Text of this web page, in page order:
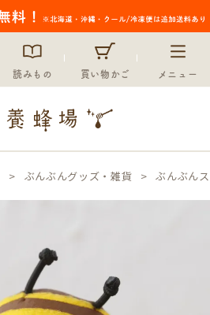
読みもの 買い物かご メニュー
ぶんぶんグッズ・雑貨 ぶんぶん